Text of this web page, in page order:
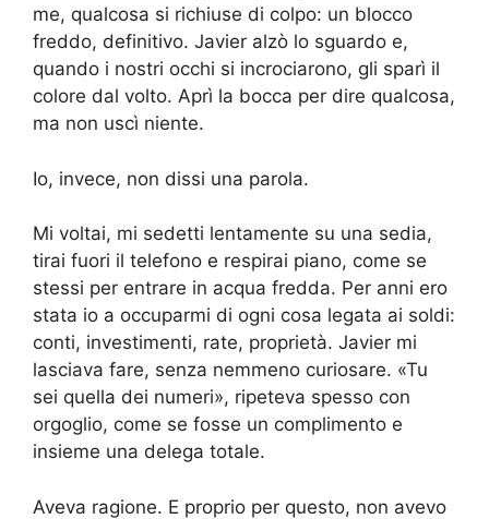
me, qualcosa si richiuse di colpo: un blocco
freddo, definitivo. Javier alzò lo sguardo e,
quando i nostri occhi si incrociarono, gli sparì il
colore dal volto. Aprì la bocca per dire qualcosa,
ma non uscì niente.
Io, invece, non dissi una parola.
Mi voltai, mi sedetti lentamente su una sedia,
tirai fuori il telefono e respirai piano, come se
stessi per entrare in acqua fredda. Per anni ero
stata io a occuparmi di ogni cosa legata ai soldi:
conti, investimenti, rate, proprietà. Javier mi
lasciava fare, senza nemmeno curiosare. «Tu
sei quella dei numeri», ripeteva spesso con
orgoglio, come se fosse un complimento e
insieme una delega totale.
Aveva ragione. E proprio per questo, non avevo